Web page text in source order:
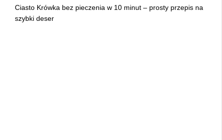
Ciasto Krówka bez pieczenia w 10 minut – prosty przepis na
szybki deser